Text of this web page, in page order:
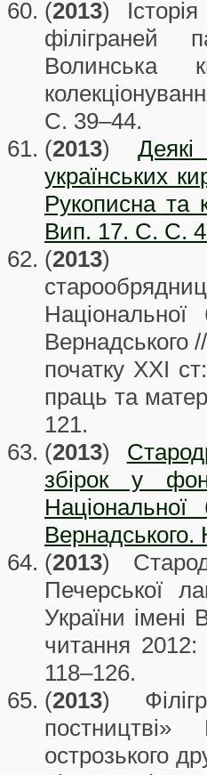
(2013)
філіграней
Волинська
С. 39–44.
(2013)
українських
Рукописна та
Вип. 17. С. С.
(2013)
Вернадського
початку ХХІ
праць та
121.
(2013)
збірок у
(2013)
Печерської
України імені
читання
118–126.
(2013)
острозького